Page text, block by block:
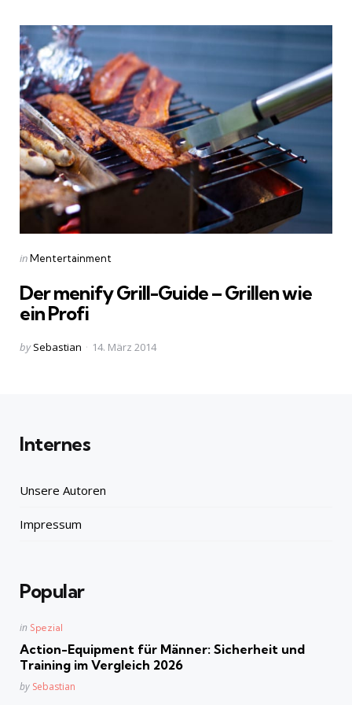
Categories
Posted
inMentertainment
Der menify Grill-Guide – Grillen wie
ein Profi
Posted
by Sebastian 14. März 2014
Internes
Unsere Autoren
Impressum
Popular
Posted
in Spezial
Action-Equipment für Männer: Sicherheit und
Training im Vergleich 2026
Posted
by Sebastian